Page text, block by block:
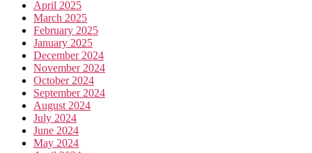
April 2025
March 2025
February 2025
January 2025
December 2024
November 2024
October 2024
September 2024
August 2024
July 2024
June 2024
May 2024